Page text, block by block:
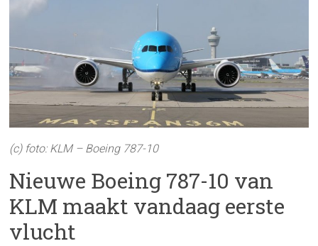
(c) foto: KLM – Boeing 787-10
Nieuwe Boeing 787-10 van
KLM maakt vandaag eerste
vlucht